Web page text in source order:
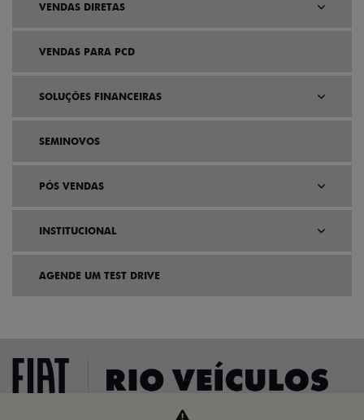
VENDAS DIRETAS
VENDAS PARA PCD
SOLUÇÕES FINANCEIRAS
SEMINOVOS
PÓS VENDAS
INSTITUCIONAL
AGENDE UM TEST DRIVE